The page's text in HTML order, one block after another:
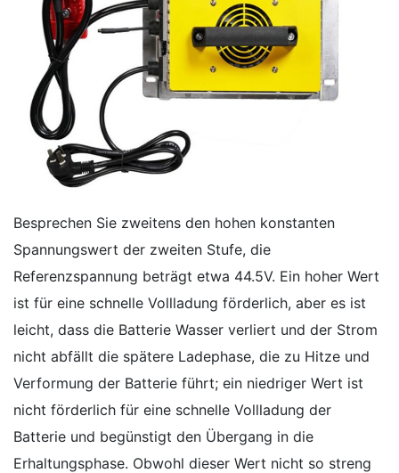
Besprechen Sie zweitens den hohen konstanten
Spannungswert der zweiten Stufe, die
Referenzspannung beträgt etwa 44.5V. Ein hoher Wert
ist für eine schnelle Vollladung förderlich, aber es ist
leicht, dass die Batterie Wasser verliert und der Strom
nicht abfällt die spätere Ladephase, die zu Hitze und
Verformung der Batterie führt; ein niedriger Wert ist
nicht förderlich für eine schnelle Vollladung der
Batterie und begünstigt den Übergang in die
Erhaltungsphase. Obwohl dieser Wert nicht so streng